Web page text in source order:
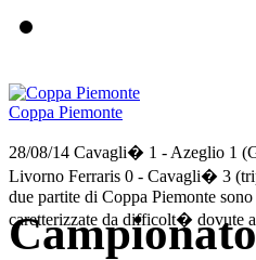
Coppa Piemonte
28/08/14 Cavagli� 1 - Azeglio 1
Livorno Ferraris 0 - Cavagli� 3
due partite di Coppa Piemonte sono
caretterizzate da difficolt� dovute